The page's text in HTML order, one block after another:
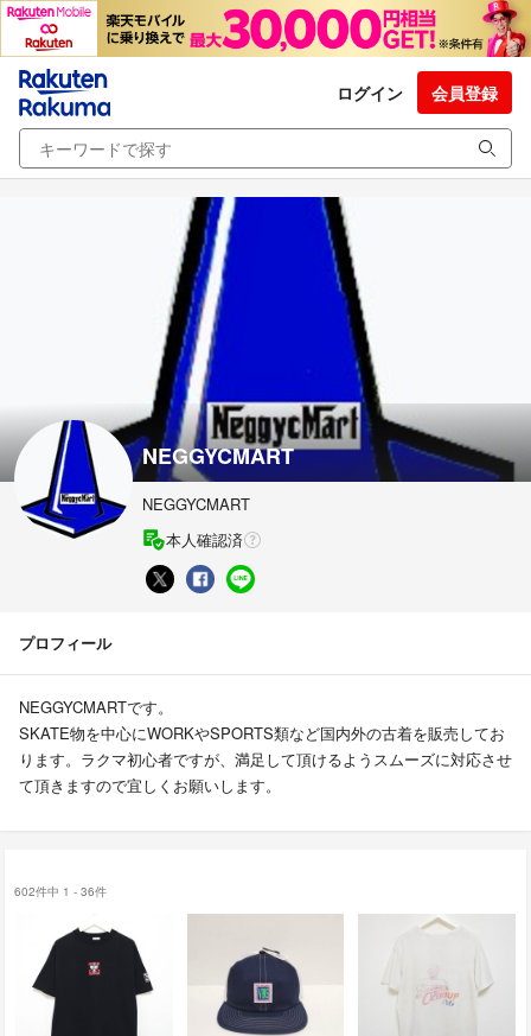
ログイン 会員登録
NEGGYCMART
NEGGYCMART
本人確認済
プロフィール
NEGGYCMARTです。
SKATE物を中心にWORKやSPORTS類など国内外の古着を販売してお
ります。ラクマ初心者ですが、満足して頂けるようスムーズに対応させ
て頂きますので宜しくお願いします。
602件中 1 - 36件